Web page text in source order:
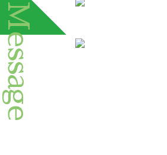
Message